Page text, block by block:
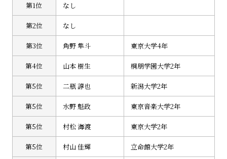
第1位 なし
第2位 なし
第3位 角野 隼斗 東京大学4年
第4位 山本 樹生 桐朋学園大学2年
第5位 二瓶 諄也 新潟大学2年
第5位 水野 魁政 東京音楽大学2年
第5位 村松 海渡 東京大学2年
第5位 村山 佳輝 立命館大学2年